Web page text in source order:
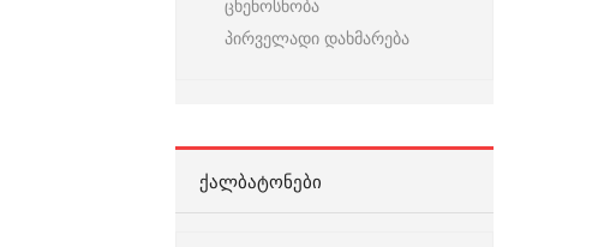
ცხენოსნობა
პირველადი დახმარება
ᲥᲐᲚᲑᲐᲢᲝᲜᲔᲑᲘ